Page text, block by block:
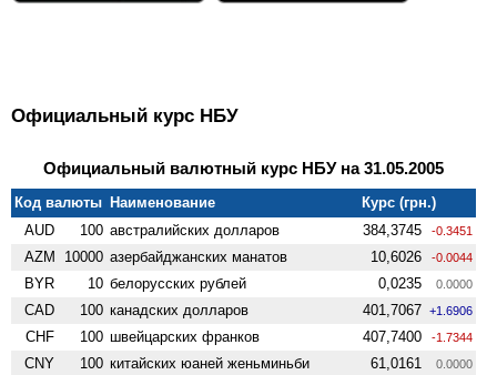
Официальный курс НБУ
Официальный валютный курс НБУ на 31.05.2005
Код валюты Наименование
Курс (грн.)
AUD
100 австралийских долларов 384,3745 -0.3451
AZM 10000 азербайджанских манатов 10,6026 -0.0044
BYR 10 белорусских рублей 0,0235 0.0000
CAD 100 канадских долларов 401,7067 +1.6906
CHF 100 швейцарских франков 407,7400 -1.7344
CNY 100 китайских юаней женьминьби 61,0161 0.0000